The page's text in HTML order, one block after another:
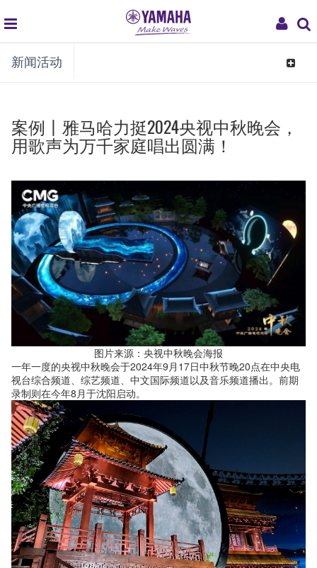
My
global
navigation
新闻活动
Toggle
案例丨雅马哈力挺2024央视中秋晚会，
用歌声为万千家庭唱出圆满！
图片来源：央视中秋晚会海报
一年一度的央视中秋晚会于2024年9月17日中秋节晚20点在中央电
视台综合频道、综艺频道、中文国际频道以及音乐频道播出。前期
录制则在今年8月于沈阳启动。